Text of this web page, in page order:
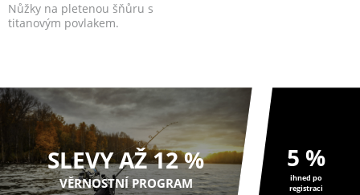
Nůžky na pletenou šňůru s
titanovým povlakem.
SLEVY AŽ 12 %
VĚRNOSTNÍ PROGRAM
5 %
ihned po
registraci